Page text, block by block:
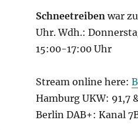
Schneetreiben war
Uhr. Wdh.:
15:00-17:00 Uhr
Stream online here:
Hamburg UKW: 91,7
Berlin DAB+: Kanal